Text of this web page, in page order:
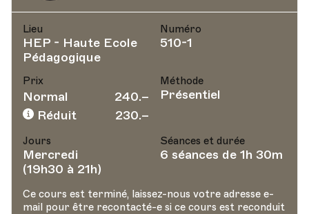
Lieu
HEP - Haute Ecole
Pédagogique
Numéro
510-1
Prix
Normal
240.–
Réduit
230.–
Méthode
Présentiel
Jours
Mercredi
(19h30 à 21h)
Séances et durée
6 séances de 1h 30m
Ce cours est terminé, laissez-nous votre adresse e-
mail pour être recontacté-e si ce cours est reconduit